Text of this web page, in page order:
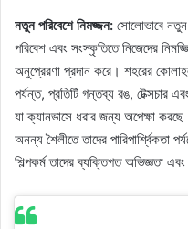
নতুন পরিবেশে নিমজ্জন: সোলোভাবে নতুন
পরিবেশ এবং সংস্কৃতিতে নিজেদের
অনুপ্রেরণা প্রদান করে। শহরের
পর্যন্ত, প্রতিটি গন্তব্য রঙ, টেক্সচার
যা ক্যানভাসে ধরার জন্য অপেক্ষা
অনন্য শৈলীতে তাদের পারিপার্শ্বিকতা
শিল্পকর্ম তাদের ব্যক্তিগত অভিজ্ঞতা এবং